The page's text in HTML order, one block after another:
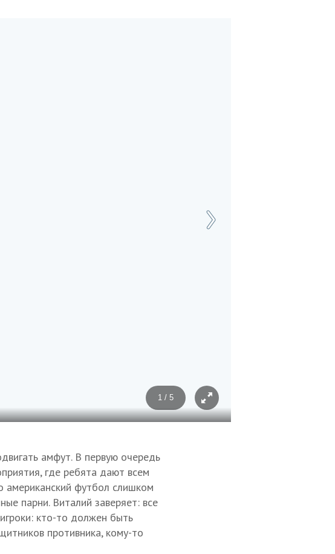
1 / 5
амфут. В первую очередь
где ребята дают всем
американский футбол слишком
парни. Виталий заверяет: все
кто-то должен быть
противника, кому-то